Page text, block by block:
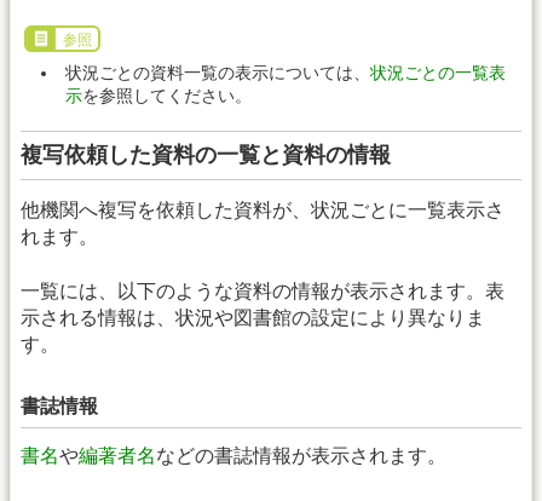
参照
状況ごとの資料一覧の表示については、 状況ごとの一覧表
示を参照してください。
複写依頼した資料の一覧と資料の情報
他機関へ複写を依頼した資料が、状況ごとに一覧表示さ
れます。
一覧には、以下のような資料の情報が表示されます。表
示される情報は、状況や図書館の設定により異なりま
す。
書誌情報
書名や編著者名などの書誌情報が表示されます。